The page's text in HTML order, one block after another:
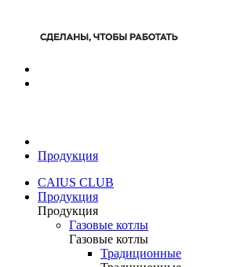
Продукция
CAIUS CLUB
Продукция
Продукция
Газовые котлы
Газовые котлы
Традиционные